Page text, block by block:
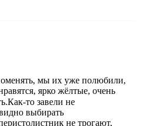
мы их уже полюбили,
ярко жёлтые, очень
то завели не
выбирать
не трогают,